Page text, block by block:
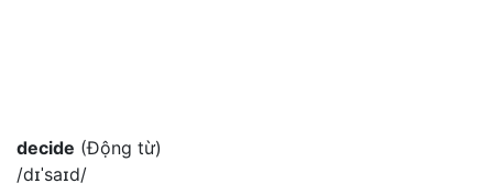
decide (Động từ)
/dɪˈsaɪd/